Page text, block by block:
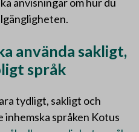
använda sakligt,
språk
tydligt, sakligt och
språken Kotus